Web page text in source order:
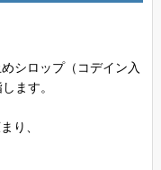
シロップ（コデイン入
ます。
り、